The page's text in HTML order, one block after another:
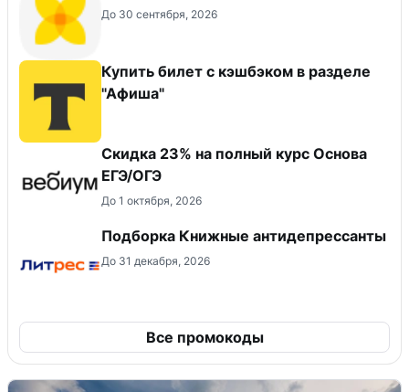
До 30 сентября, 2026
Купить билет с кэшбэком в разделе
"Афиша"
Скидка 23% на полный курс Основа
ЕГЭ/ОГЭ
До 1 октября, 2026
Подборка Книжные антидепрессанты
До 31 декабря, 2026
Все промокоды